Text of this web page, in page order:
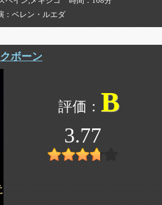
ベレン・ルエダ
ボーン
B
3.77